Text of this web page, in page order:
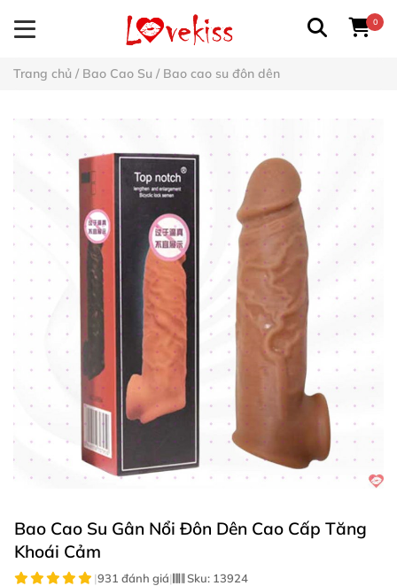
0
Trang chủ / Bao Cao Su / Bao cao su đôn dên
Bao Cao Su Gân Nổi Đôn Dên Cao Cấp Tăng
Khoái Cảm
|931 đánh giá| Sku: 13924